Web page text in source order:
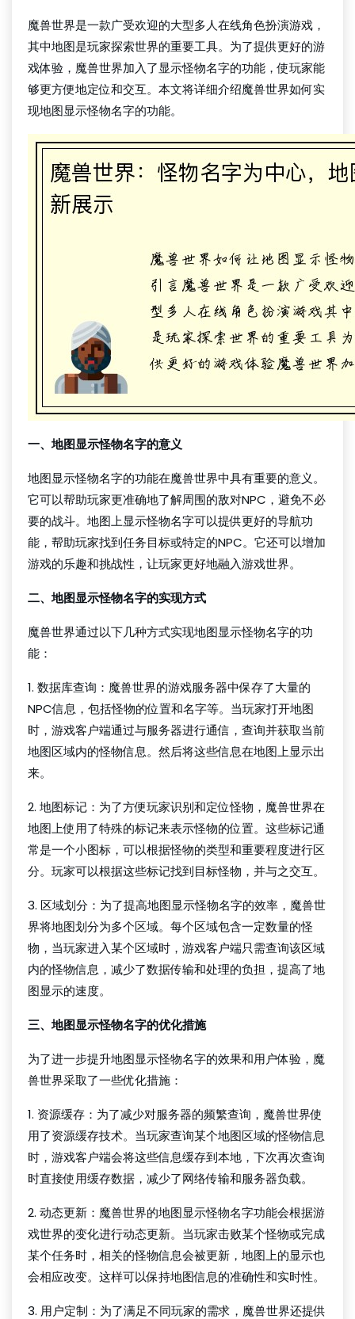
魔兽世界是一款广受欢迎的大型多人在线角色扮演游戏，
其中地图是玩家探索世界的重要工具。为了提供更好的游
戏体验，魔兽世界加入了显示怪物名字的功能，使玩家能
够更方便地定位和交互。本文将详细介绍魔兽世界如何实
现地图显示怪物名字的功能。
一、地图显示怪物名字的意义
地图显示怪物名字的功能在魔兽世界中具有重要的意义。
它可以帮助玩家更准确地了解周围的敌对NPC，避免不必
要的战斗。地图上显示怪物名字可以提供更好的导航功
能，帮助玩家找到任务目标或特定的NPC。它还可以增加
游戏的乐趣和挑战性，让玩家更好地融入游戏世界。
二、地图显示怪物名字的实现方式
魔兽世界通过以下几种方式实现地图显示怪物名字的功
能：
1. 数据库查询：魔兽世界的游戏服务器中保存了大量的
NPC信息，包括怪物的位置和名字等。当玩家打开地图
时，游戏客户端通过与服务器进行通信，查询并获取当前
地图区域内的怪物信息。然后将这些信息在地图上显示出
来。
2. 地图标记：为了方便玩家识别和定位怪物，魔兽世界在
地图上使用了特殊的标记来表示怪物的位置。这些标记通
常是一个小图标，可以根据怪物的类型和重要程度进行区
分。玩家可以根据这些标记找到目标怪物，并与之交互。
3. 区域划分：为了提高地图显示怪物名字的效率，魔兽世
界将地图划分为多个区域。每个区域包含一定数量的怪
物，当玩家进入某个区域时，游戏客户端只需查询该区域
内的怪物信息，减少了数据传输和处理的负担，提高了地
图显示的速度。
三、地图显示怪物名字的优化措施
为了进一步提升地图显示怪物名字的效果和用户体验，魔
兽世界采取了一些优化措施：
1. 资源缓存：为了减少对服务器的频繁查询，魔兽世界使
用了资源缓存技术。当玩家查询某个地图区域的怪物信息
时，游戏客户端会将这些信息缓存到本地，下次再次查询
时直接使用缓存数据，减少了网络传输和服务器负载。
2. 动态更新：魔兽世界的地图显示怪物名字功能会根据游
戏世界的变化进行动态更新。当玩家击败某个怪物或完成
某个任务时，相关的怪物信息会被更新，地图上的显示也
会相应改变。这样可以保持地图信息的准确性和实时性。
3. 用户定制：为了满足不同玩家的需求，魔兽世界还提供